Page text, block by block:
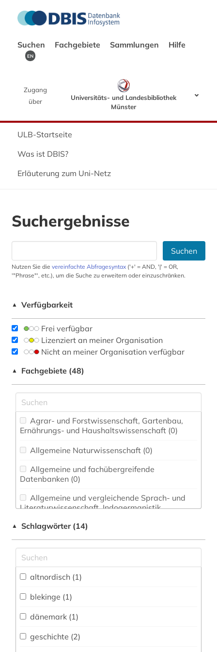
Suchen Fachgebiete Sammlungen Hilfe
EN
Zugang
über
Universitäts- und Landesbibliothek
Münster
ULB-Startseite
Was ist DBIS?
Erläuterung zum Uni-Netz
Suchergebnisse
Suchen
Nutzen Sie die vereinfachte Abfragesyntax ('+' = AND, '|' = OR,
'"Phrase"', etc.), um die Suche zu erweitern oder einzuschränken.
▲ Verfügbarkeit
Frei verfügbar
Lizenziert an meiner Organisation
Nicht an meiner Organisation verfügbar
▲ Fachgebiete (48)
Ernährungs- und Haushaltswissenschaft (0)
Allgemeine Naturwissenschaft (0)
Datenbanken (0)
Literaturwissenschaft. Indogermanistik.
Anglistik. Amerikanistik (0)
▲ Schlagwörter (14)
altnordisch (1)
blekinge (1)
dänemark (1)
geschichte (2)